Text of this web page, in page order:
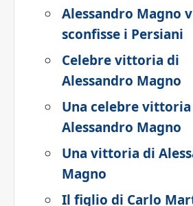
Alessandro Magno
sconfisse i Persiani
Celebre vittoria di
Alessandro Magno
Una celebre
Alessandro Magno
Una vittoria di
Magno
Il figlio di Carlo